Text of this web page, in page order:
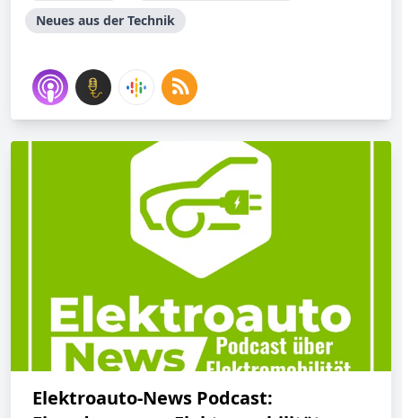
Neues aus der Technik
Elektroauto-News Podcast: